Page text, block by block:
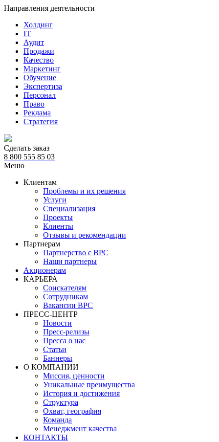
Направления деятельности
Холдинг
IT
Аудит
Продажи
Качество
Маркетинг
Обучение
Экспертиза
Персонал
Право
Реклама
Стратегия
Сделать заказ
8 800 555 85 03
Меню
Клиентам
Проблемы и их решения
Услуги
Специализация
Проекты
Клиенты
Отзывы и рекомендации
Партнерам
Партнерство с BPC
Наши партнеры
Акционерам
КАРЬЕРА
Соискателям
Сотрудникам
Вакансии BPC
ПРЕСС-ЦЕНТР
Новости
Пресс-релизы
Пресса о нас
Статьи
Баннеры
О КОМПАНИИ
Миссия, ценности
Уникальные преимущества
История и достижения
Структура
Охват, география
Команда
Менеджмент качества
КОНТАКТЫ